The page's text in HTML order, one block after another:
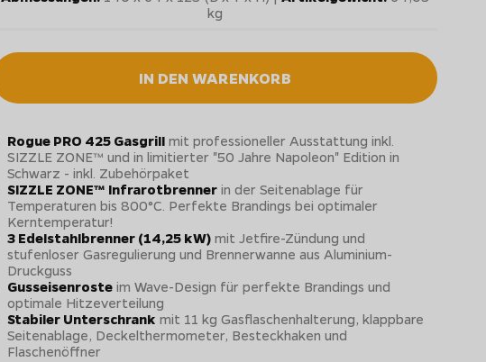
kg
IN DEN WARENKORB
Rogue PRO 425 Gasgrillmit professioneller Ausstattung inkl.
SIZZLE ZONE™ und in limitierter "50 Jahre Napoleon" Edition in
Schwarz - inkl. Zubehörpaket
SIZZLE ZONE™ Infrarotbrennerin der Seitenablage für
Temperaturen bis 800°C. Perfekte Brandings bei optimaler
Kerntemperatur!
3 Edelstahlbrenner (14,25 kW)mit Jetfire-Zündung und
stufenloser Gasregulierung und Brennerwanne aus Aluminium-
Druckguss
Gusseisenrosteim Wave-Design für perfekte Brandings und
optimale Hitzeverteilung
Stabiler Unterschrank mit 11 kg Gasflaschenhalterung, klappbare
Seitenablage, Deckelthermometer, Besteckhaken und
Flaschenöffner